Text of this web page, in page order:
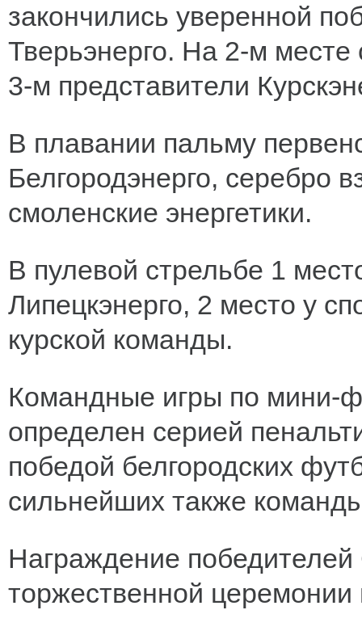
закончились уверенной
Тверьэнерго. На 2-м
3-м представители
В плавании пальму
Белгородэнерго, серебро
смоленские энергетики.
В пулевой стрельбе 1
Липецкэнерго, 2 место у
курской команды.
Командные игры по мини-
определен серией
победой белгородских
сильнейших также
Награждение
торжественной